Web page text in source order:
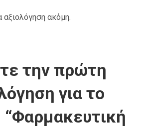
αξιολόγηση ακόμη.
την πρώτη
για το
“Φαρμακευτική